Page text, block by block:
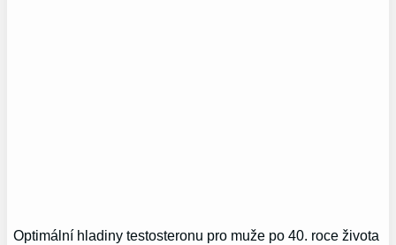
Optimální hladiny testosteronu pro muže po 40. roce života